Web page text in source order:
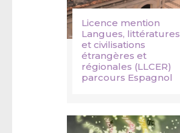
Licence mention
Langues, littératures
et civilisations
étrangères et
régionales (LLCER)
parcours Espagnol